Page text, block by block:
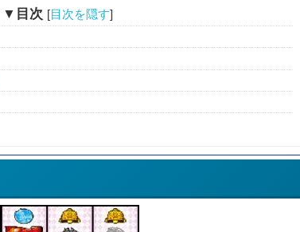
▼目次 [目次を隠す]